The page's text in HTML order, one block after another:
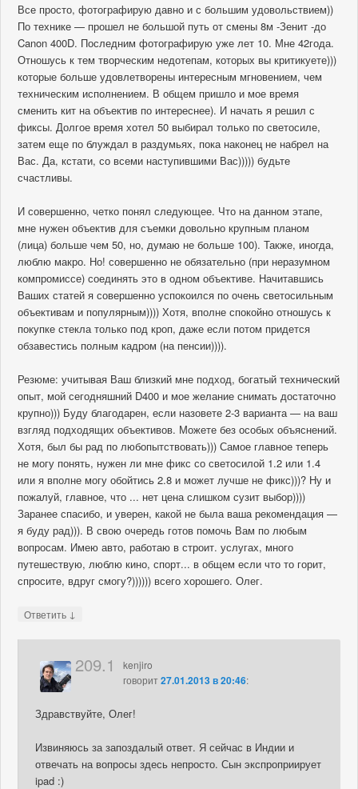
Все просто, фотографирую давно и с большим удовольствием))
По технике — прошел не большой путь от смены 8м -Зенит -до
Canon 400D. Последним фотографирую уже лет 10. Мне 42года.
Отношусь к тем творческим недотепам, которых вы критикуете)))
которые больше удовлетворены интересным мгновением, чем
техническим исполнением. В общем пришло и мое время
сменить кит на объектив по интереснее). И начать я решил с
фиксы. Долгое время хотел 50 выбирал только по светосиле,
затем еще по блуждал в раздумьях, пока наконец не набрел на
Вас. Да, кстати, со всеми наступившими Вас))))) будьте
счастливы.
И совершенно, четко понял следующее. Что на данном этапе,
мне нужен объектив для съемки довольно крупным планом
(лица) больше чем 50, но, думаю не больше 100). Также, иногда,
люблю макро. Но! совершенно не обязательно (при неразумном
компромиссе) соединять это в одном объективе. Начитавшись
Ваших статей я совершенно успокоился по очень светосильным
объективам и популярным)))) Хотя, вполне спокойно отношусь к
покупке стекла только под кроп, даже если потом придется
обзавестись полным кадром (на пенсии)))).
Резюме: учитывая Ваш близкий мне подход, богатый технический
опыт, мой сегодняшний D400 и мое желание снимать достаточно
крупно))) Буду благодарен, если назовете 2-3 варианта — на ваш
взгляд подходящих объективов. Можете без особых объяснений.
Хотя, был бы рад по любопытствовать))) Самое главное теперь
не могу понять, нужен ли мне фикс со светосилой 1.2 или 1.4
или я вполне могу обойтись 2.8 и может лучше не фикс)))? Ну и
пожалуй, главное, что ... нет цена слишком сузит выбор))))
Заранее спасибо, и уверен, какой не была ваша рекомендация —
я буду рад))). В свою очередь готов помочь Вам по любым
вопросам. Имею авто, работаю в строит. услугах, много
путешествую, люблю кино, спорт... в общем если что то горит,
спросите, вдруг смогу?)))))) всего хорошего. Олег.
Ответить ↓
209.1
kenjiro
говорит 27.01.2013 в 20:46:
Здравствуйте, Олег!
Извиняюсь за запоздалый ответ. Я сейчас в Индии и
отвечать на вопросы здесь непросто. Сын экспроприирует
ipad :)